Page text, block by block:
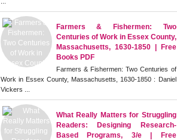
Farmers & Fishermen: Two
Centuries of Work in Essex County,
Massachusetts, 1630-1850 | Free
Books PDF
Farmers & Fishermen: Two Centuries of
Work in Essex County, Massachusetts, 1630-1850 : Daniel
Vickers ...
What Really Matters for Struggling
Readers: Designing Research-
Based Programs, 3/e | Free